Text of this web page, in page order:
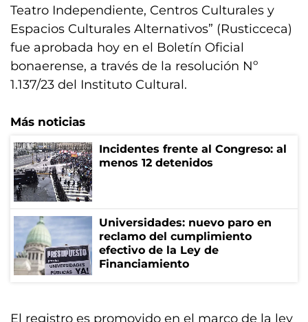
Teatro Independiente, Centros Culturales y
Espacios Culturales Alternativos” (Rusticceca)
fue aprobada hoy en el Boletín Oficial
bonaerense, a través de la resolución Nº
1.137/23 del Instituto Cultural.
Más noticias
Incidentes frente al Congreso: al
menos 12 detenidos
Universidades: nuevo paro en
reclamo del cumplimiento
efectivo de la Ley de
Financiamiento
El registro es promovido en el marco de la ley